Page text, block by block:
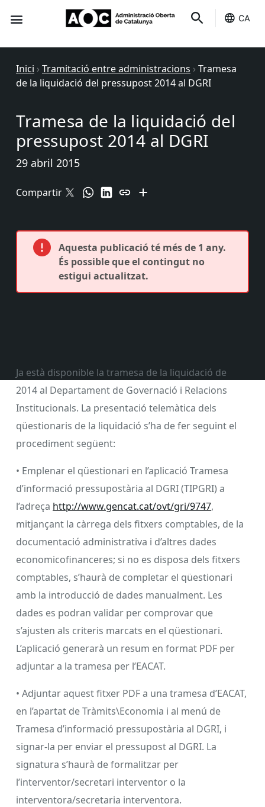
CA
Inici › Tramitació entre administracions › Tramesa
de la liquidació del pressupost 2014 al DGRI
Tramesa de la liquidació del
pressupost 2014 al DGRI
29 abril 2015
Compartir
Aquesta publicació té més de 1 any.
És possible que el contingut no
estigui actualitzat.
Ja està disponible la tramesa de la liquidació de
2014 al Departament de Governació i Relacions
Institucionals. La presentació telemàtica dels
qüestionaris de la liquidació s’ha de fer seguint el
procediment següent:
• Emplenar el qüestionari en l’aplicació Tramesa
d’informació pressupostària al DGRI (TIPGRI) a
l’adreça http://www.gencat.cat/ovt/gri/9747,
mitjançant la càrrega dels fitxers comptables, de la
documentació administrativa i d’altres dades
economicofinanceres; si no es disposa dels fitxers
comptables, s’haurà de completar el qüestionari
amb la introducció de dades manualment. Les
dades es podran validar per comprovar que
s’ajusten als criteris marcats en el qüestionari.
L’aplicació generarà un resum en format PDF per
adjuntar a la tramesa per l’EACAT.
• Adjuntar aquest fitxer PDF a una tramesa d’EACAT,
en l’apartat de Tràmits\Economia i al menú de
Tramesa d’informació pressupostària al DGRI, i
signar-la per enviar el pressupost al DGRI. La
signatura s’haurà de formalitzar per
l’interventor/secretari interventor o la
interventora/secretaria interventora.